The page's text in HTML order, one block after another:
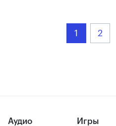
1 2
Аудио Игры